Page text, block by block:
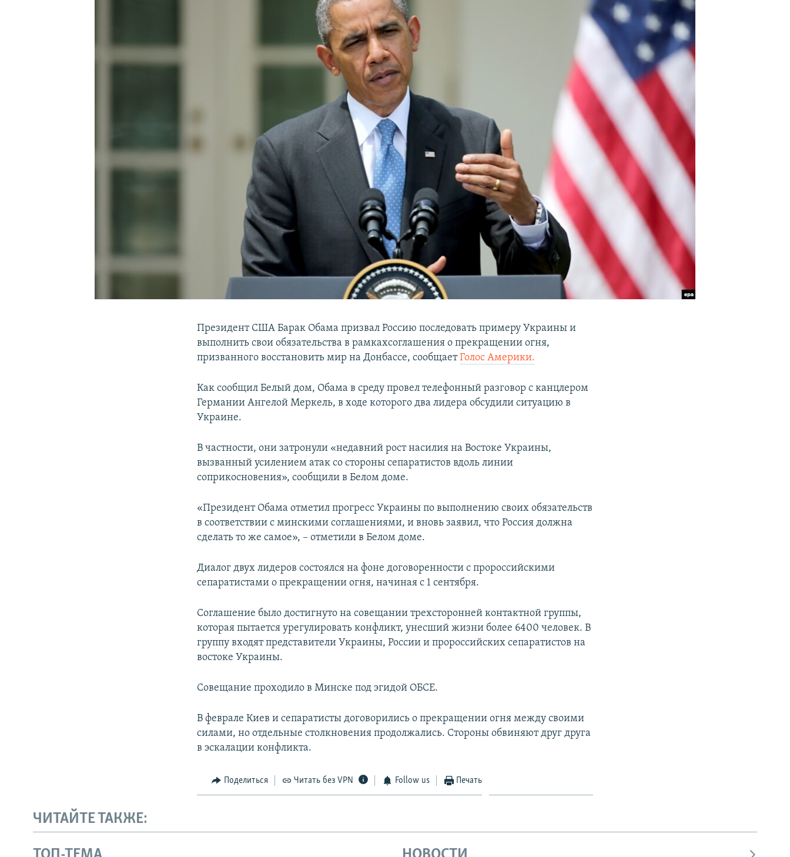
УКРАИНСКАЯ ПРОБЛЕМА КРЫМА
Президент США Барак Обама призвал Россию последовать примеру Украины и
выполнить свои обязательства в рамкахсоглашения о прекращении огня,
призванного восстановить мир на Донбассе, сообщаетГолос Америки.
Как сообщил Белый дом, Обама в среду провел телефонный разговор с канцлером
Германии Ангелой Меркель, в ходе которого два лидера обсудили ситуацию в
Украине.
В частности, они затронули «недавний рост насилия на Востоке Украины,
вызванный усилением атак со стороны сепаратистов вдоль линии
соприкосновения», сообщили в Белом доме.
«Президент Обама отметил прогресс Украины по выполнению своих обязательств
в соответствии с минскими соглашениями, и вновь заявил, что Россия должна
сделать то же самое», – отметили в Белом доме.
Диалог двух лидеров состоялся на фоне договоренности с пророссийскими
сепаратистами о прекращении огня, начиная с 1 сентября.
Соглашение было достигнуто на совещании трехсторонней контактной группы,
которая пытается урегулировать конфликт, унесший жизни более 6400 человек. В
группу входят представители Украины, России и пророссийских сепаратистов на
востоке Украины.
Совещание проходило в Минске под эгидой ОБСЕ.
В феврале Киев и сепаратисты договорились о прекращении огня между своими
силами, но отдельные столкновения продолжались. Стороны обвиняют друг друга
в эскалации конфликта.
Поделиться Читать без VPN Follow us Печать
ЧИТАЙТЕ ТАКЖЕ: